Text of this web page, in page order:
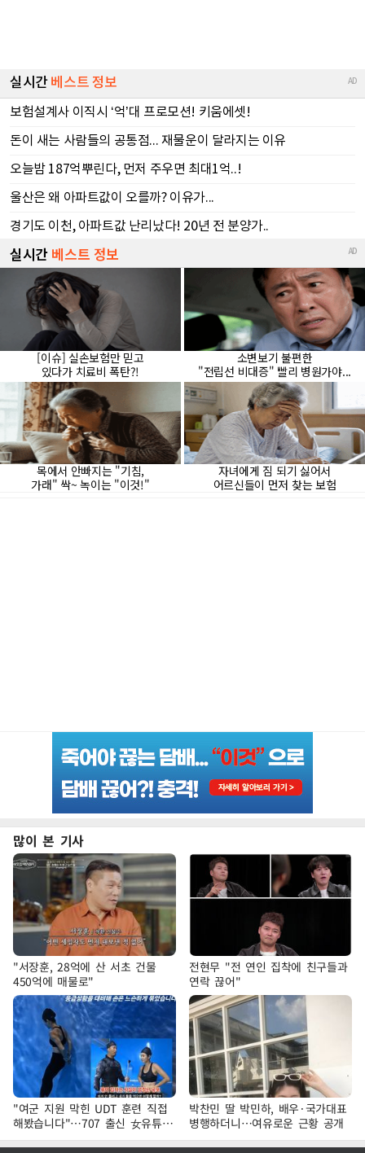
많이 본 기사
"서장훈, 28억에 산 서초 건물
450억에 매물로"
전현무 "전 연인 집착에 친구들과
연락 끊어"
"여군 지원 막힌 UDT 훈련 직접
해봤습니다"…707 출신 女유튜버
'완벽 소화'
박찬민 딸 박민하, 배우·국가대표
병행하더니…여유로운 근황 공개